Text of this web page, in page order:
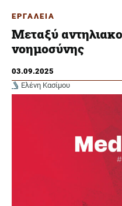
ΕΡΓΑΛΕΙΑ
Μεταξύ
νοημοσύνης
03.09.2025
Ελένη Κασίμου